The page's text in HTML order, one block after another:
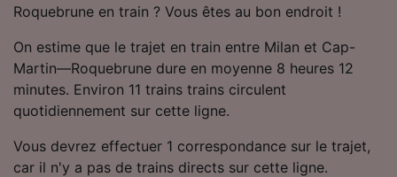
Roquebrune en train ? Vous êtes au bon endroit !
On estime que le trajet en train entre Milan et Cap-
Martin—Roquebrune dure en moyenne 8 heures 12
minutes. Environ 11 trains trains circulent
quotidiennement sur cette ligne.
Vous devrez effectuer 1 correspondance sur le trajet,
car il n'y a pas de trains directs sur cette ligne.
Utiliser des données de géolocalisation
caractéristiques de l’appareil pour
l’identification. Stocker et/ou accéder à des
informations sur un appareil. Publicités et
contenu personnalisés, mesure de
performance des publicités et du contenu,
études d’audience et développement de
services.